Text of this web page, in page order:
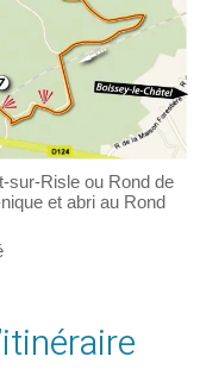
sur-Risle ou Rond de
et abri au Rond